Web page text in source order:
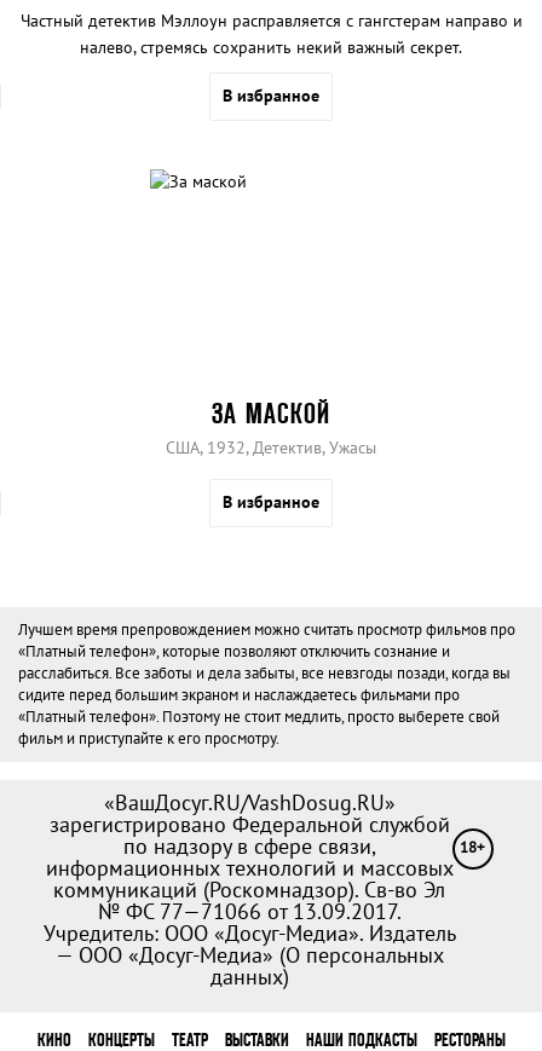
Частный детектив Мэллоун расправляется с гангстерам направо и
налево, стремясь сохранить некий важный секрет.
В избранное
ЗА МАСКОЙ
США, 1932, Детектив, Ужасы
В избранное
Лучшем время препровождением можно считать просмотр фильмов про
«Платный телефон», которые позволяют отключить сознание и
расслабиться. Все заботы и дела забыты, все невзгоды позади, когда вы
сидите перед большим экраном и наслаждаетесь фильмами про
«Платный телефон». Поэтому не стоит медлить, просто выберете свой
фильм и приступайте к его просмотру.
«ВашДосуг.RU/VashDosug.RU»
зарегистрировано Федеральной службой
по надзору в сфере связи,
информационных технологий и массовых
коммуникаций (Роскомнадзор). Св-во Эл
№ ФС 77—71066 от 13.09.2017.
Учредитель: ООО «Досуг-Медиа». Издатель
— ООО «Досуг-Медиа» (О персональных
данных)
18+
КИНО КОНЦЕРТЫ ТЕАТР ВЫСТАВКИ НАШИ ПОДКАСТЫ РЕСТОРАНЫ